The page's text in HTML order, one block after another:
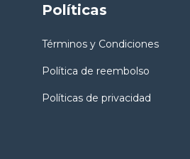
Políticas
Términos y Condiciones
Política de reembolso
Políticas de privacidad